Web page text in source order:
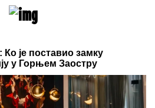
је поставио замку
у Горњем Заостру